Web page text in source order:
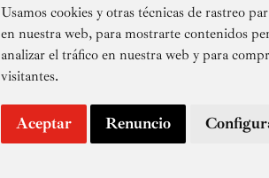
Usamos cookies y otras técnicas de rastreo
en nuestra web, para mostrarte contenidos
analizar el tráfico en nuestra web y para
visitantes.
Aceptar Renuncio
Suscríbete a nuestra newsletter